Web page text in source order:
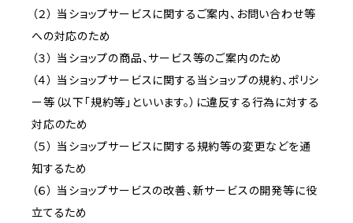
（２） 当ショップサービスに関するご案内、お問い合わせ等
への対応のため
（３） 当ショップの商品、サービス等のご案内のため
（４） 当ショップサービスに関する当ショップの規約、ポリシ
ー等（以下「規約等」といいます。）に違反する行為に対する
対応のため
（５） 当ショップサービスに関する規約等の変更などを通
知するため
（６） 当ショップサービスの改善、新サービスの開発等に役
立てるため